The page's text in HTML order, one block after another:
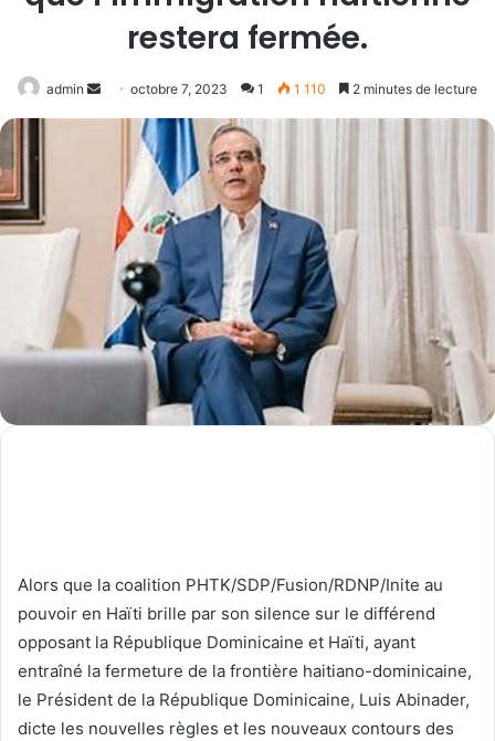
restera fermée.
admin
Envoyer
un
courriel
octobre 7, 2023 1 1 110 2 minutes de lecture
Alors que la coalition PHTK/SDP/Fusion/RDNP/Inite au
pouvoir en Haïti brille par son silence sur le différend
opposant la République Dominicaine et Haïti, ayant
entraîné la fermeture de la frontière haitiano-dominicaine,
le Président de la République Dominicaine, Luis Abinader,
dicte les nouvelles règles et les nouveaux contours des